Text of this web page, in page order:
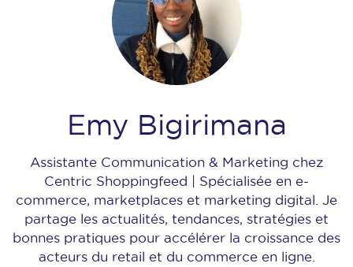
Emy Bigirimana
Assistante Communication & Marketing chez
Centric Shoppingfeed | Spécialisée en e-
commerce, marketplaces et marketing digital. Je
partage les actualités, tendances, stratégies et
bonnes pratiques pour accélérer la croissance des
acteurs du retail et du commerce en ligne.